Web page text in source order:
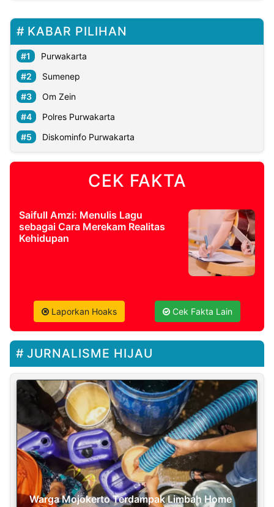
KABAR PILIHAN
Purwakarta
Sumenep
Om Zein
Polres Purwakarta
Diskominfo Purwakarta
CEK FAKTA
Saifull Amzi: Menulis Lagu
sebagai Cara Merekam Realitas
Kehidupan
Laporkan Hoaks Cek Fakta Lain
JURNALISME HIJAU
Warga Mojokerto Terdampak Limbah Home